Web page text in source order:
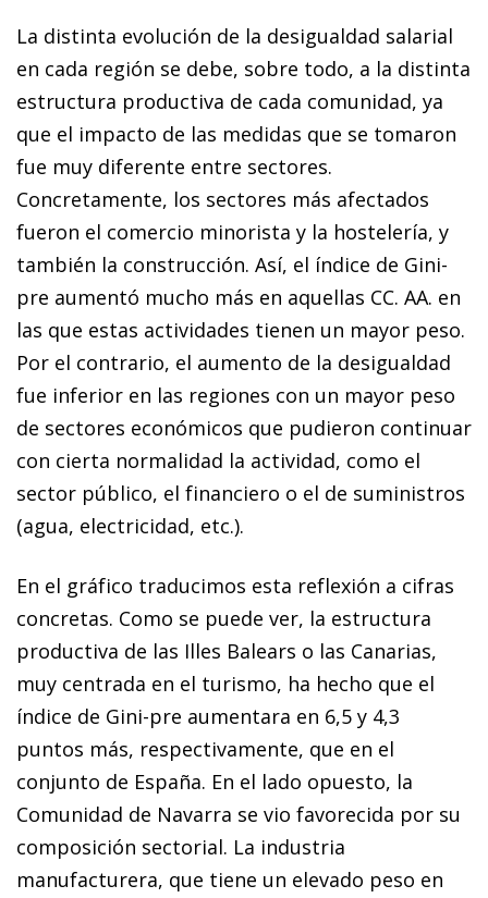
La distinta evolución de la desigualdad salarial
en cada región se debe, sobre todo, a la distinta
estructura productiva de cada comunidad, ya
que el impacto de las medidas que se tomaron
fue muy diferente entre sectores.
Concretamente, los sectores más afectados
fueron el comercio minorista y la hostelería, y
también la construcción. Así, el índice de Gini-
pre aumentó mucho más en aquellas CC. AA. en
las que estas actividades tienen un mayor peso.
Por el contrario, el aumento de la desigualdad
fue inferior en las regiones con un mayor peso
de sectores económicos que pudieron continuar
con cierta normalidad la actividad, como el
sector público, el financiero o el de suministros
(agua, electricidad, etc.).
En el gráfico traducimos esta reflexión a cifras
concretas. Como se puede ver, la estructura
productiva de las Illes Balears o las Canarias,
muy centrada en el turismo, ha hecho que el
índice de Gini-pre aumentara en 6,5 y 4,3
puntos más, respectivamente, que en el
conjunto de España. En el lado opuesto, la
Comunidad de Navarra se vio favorecida por su
composición sectorial. La industria
manufacturera, que tiene un elevado peso en